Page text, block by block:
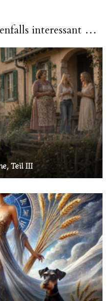
interessant …
Teil III